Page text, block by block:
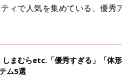
ィで人気を集めている、優秀
しまむらetc.「優秀すぎる」「体
ム5選